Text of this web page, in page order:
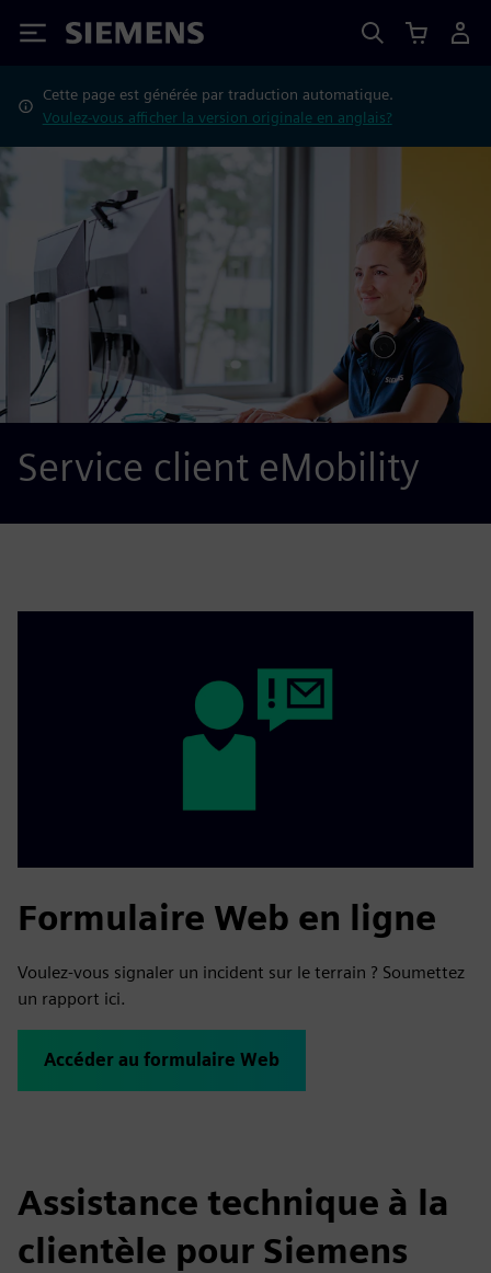
Siemens
Cette page est générée par traduction automatique.
Voulez-vous afficher la version originale en anglais?
Service client eMobility
Formulaire Web en ligne
Voulez-vous signaler un incident sur le terrain ? Soumettez
un rapport ici.
Accéder au formulaire Web
Assistance technique à la
clientèle pour Siemens